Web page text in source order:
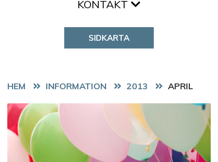
KONTAKT
SIDKARTA
HEM 2013 APRIL